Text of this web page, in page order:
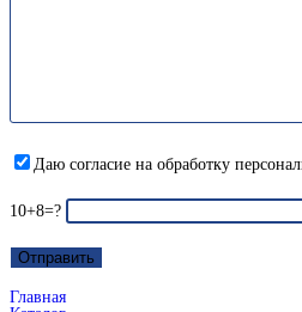
Даю согласие на обработку
10+8=?
Главная